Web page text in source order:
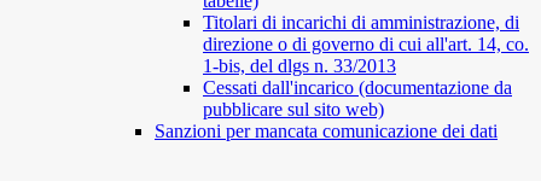
Titolari di incarichi di amministrazione, di
direzione o di governo di cui all'art. 14, co.
1-bis, del dlgs n. 33/2013
Cessati dall'incarico (documentazione da
pubblicare sul sito web)
Sanzioni per mancata comunicazione dei dati